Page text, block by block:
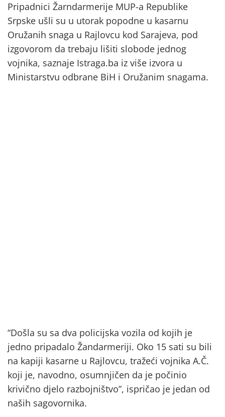
Pripadnici Žarndarmerije MUP-a Republike
Srpske ušli su u utorak popodne u kasarnu
Oružanih snaga u Rajlovcu kod Sarajeva, pod
izgovorom da trebaju lišiti slobode jednog
vojnika, saznaje Istraga.ba iz više izvora u
Ministarstvu odbrane BiH i Oružanim snagama.
“Došla su sa dva policijska vozila od kojih je
jedno pripadalo Žandarmeriji. Oko 15 sati su bili
na kapiji kasarne u Rajlovcu, tražeći vojnika A.Č.
koji je, navodno, osumnjičen da je počinio
krivično djelo razbojništvo”, ispričao je jedan od
naših sagovornika.